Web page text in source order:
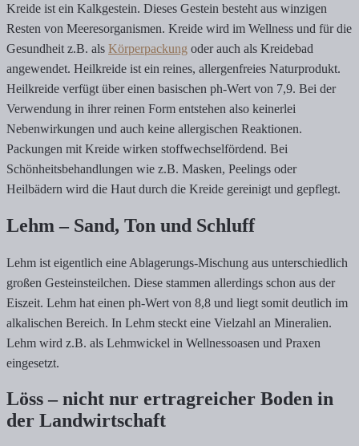
Kreide ist ein Kalkgestein. Dieses Gestein besteht aus winzigen
Resten von Meeresorganismen. Kreide wird im Wellness und für die
Gesundheit z.B. als Körperpackung oder auch als Kreidebad
angewendet. Heilkreide ist ein reines, allergenfreies Naturprodukt.
Heilkreide verfügt über einen basischen ph-Wert von 7,9. Bei der
Verwendung in ihrer reinen Form entstehen also keinerlei
Nebenwirkungen und auch keine allergischen Reaktionen.
Packungen mit Kreide wirken stoffwechselfördend. Bei
Schönheitsbehandlungen wie z.B. Masken, Peelings oder
Heilbädern wird die Haut durch die Kreide gereinigt und gepflegt.
Lehm – Sand, Ton und Schluff
Lehm ist eigentlich eine Ablagerungs-Mischung aus unterschiedlich
großen Gesteinsteilchen. Diese stammen allerdings schon aus der
Eiszeit. Lehm hat einen ph-Wert von 8,8 und liegt somit deutlich im
alkalischen Bereich. In Lehm steckt eine Vielzahl an Mineralien.
Lehm wird z.B. als Lehmwickel in Wellnessoasen und Praxen
eingesetzt.
Löss – nicht nur ertragreicher Boden in
der Landwirtschaft